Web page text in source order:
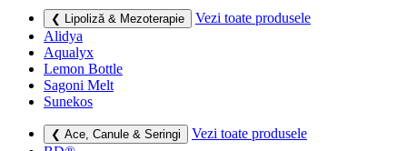
❮ Lipoliză & Mezoterapie
Vezi toate produsele
Alidya
Aqualyx
Lemon Bottle
Sagoni Melt
Sunekos
❮ Ace, Canule & Seringi
Vezi toate produsele